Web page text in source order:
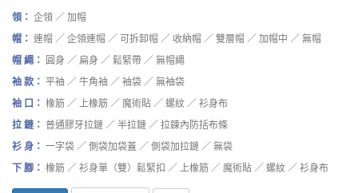
領： 企領 ／ 加帽
帽： 連帽 ／ 企領連帽 ／ 可拆卸帽 ／ 收納帽 ／ 雙層帽 ／ 加帽中 ／ 無帽
帽 繩：
圓身 ／ 扁身 ／ 鬆緊帶 ／ 無帽繩
袖 款： 平袖 ／ 牛角袖 ／ 袖袋 ／ 無袖袋
袖 口： 橡筋 ／ 上橡筋 ／ 魔術貼 ／ 螺紋 ／ 衫身布
拉 鏈： 普通膠牙拉鏈 ／ 半拉鏈 ／ 拉鍊內防括布條
衫 身： 一字袋 ／ 側袋加袋蓋 ／ 側袋加拉鏈 ／ 無袋
下 腳： 橡筋 ／ 衫身單（雙）鬆緊扣 ／ 上橡筋 ／ 魔術貼 ／ 螺紋 ／ 衫身布